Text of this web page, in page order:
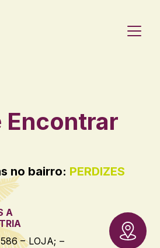
Encontrar
no bairro: PERDIZES
A
– LOJA; –